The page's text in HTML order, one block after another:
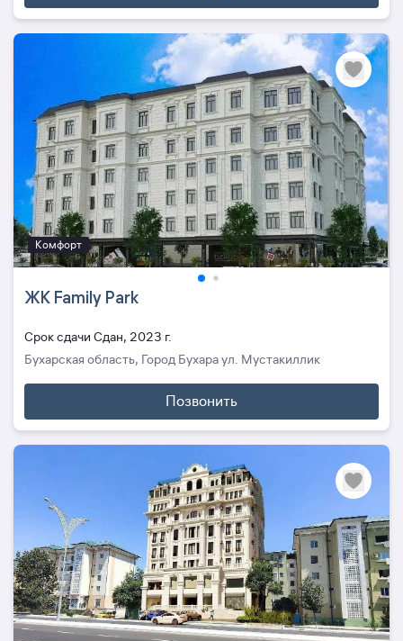
Комфорт
ЖК Family Park
Cрок сдачи Сдан, 2023 г.
Бухарская область, Город Бухара ул. Мустакиллик
Позвонить